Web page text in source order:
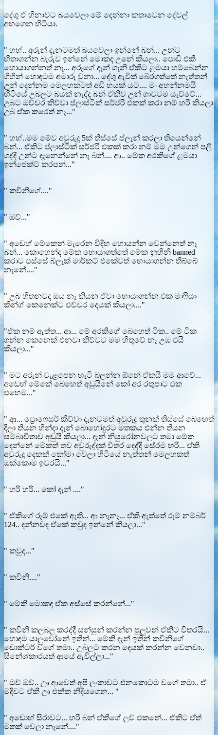
දේශු ඒ හිනාවට බයවෙලා මේ දෙන්නා කතාවෙන දේවල්
අහගෙන හිටියා.
" හහ්.. අරුන් දැනටමත් බයවෙලා ඉන්නේ බන්... උන්ට
හිතාගන්න බැරුව ඉන්නේ මොකද උනේ කියලා.. පොඩි එකී
හොයාගන්නත් නෑ... අරූගේ දැන් ගෑනි ඒකිට ළමයා හම්බෙන්න
ගිහින් හොඳටම අමාරු වුනා... දේශු ඇවිත් බේරගත්තේ නැත්තන්
උන් දෙන්නම මෙලහකටත් අඩි හයක් යට.... මං අහන්නමයි
හිටියේ උබලට බයක් නැද්ද බන් ඒකිව උන් ගාවටම යැව්වේ...
උබට ඔච්චර කිව්වා ප්ලාස්ටික් සර්ජරි එකක් කරා නම් හරි කියලා
උබ ඒක කරෙත් නෑ..."
" හහ්..මම මේව අවුරුදු 5ක් තිස්සේ ප්ලෑන් කරලා තියෙන්නේ
බන්... ඒකිට ප්ලාස්ටික් සර්ජරි එකක් කරා නම් මම උන්ගෙන් පලි
ගද්දී උන්ට දැනෙන්නේ නෑ බන්.... ආ.. මේක අරකිගේ ළමයා
ඉන්ජෙක්ට් කරපන්..."
" කවිනිගේ...."
" ඔව්..."
" අඩෙහ් මේකෙන් මැරෙන විදිහ හොයන්න වෙන්නෙත් නෑ
බන්... කොහෙන්ද මේක හොයාගත්තේ මේක නුහිනි banned
කරාට පස්සේ බ්ලැක් මාර්කට් එකේවත් හොයාගන්න තිබ්බේ
නෑනේ...."
" උබ හිතනවද ඔය නෑ කියන ඒවා හොයාගන්න එක මාෆියා
කින්ග් කෙනෙක්ට එච්චර දෙයක් කියලා...."
"ඒක නම් ඇත්ත... ආ... මේ අරකිගේ බෙහෙත් ටික.. මේ ටික
ගන්න කෙනෙක් එනවා කිව්වට මම හිතුවේ නෑ උඹ එයි
කියලා..."
" මට අරුන් වැළපෙන හැටි බලන්න ඕනේ ඒකයි මම ආවේ...
අඩෙහ් මේකේ බෙහෙත් අඩුයිනේ කෝ අර රතුපාට එක
එහෙම..."
" ආ... ප්‍රොෆෙසර් කිව්වා දැනටමත් අවුරුදු තුනක් තිස්සේ බෙහෙත්
දීලා තියන හින්දා දැන් බොහෝදුරට මතකය එන්න තියන
සම්බාවිතාව අඩුයි කියලා... දැන් නියුරෝනවලට තමා මේක
දෙන්නේ මේකත් තව අවුරුද්දක් විතර දෙද්දී සේරම හරි... ඒකි
අවුරුදු දෙකක් කෝමා වෙලා හිටියේ නැත්තන් මෙලහකත්
ඔක්කොම ඉවරයි..."
" හරි හරි... කෝ දැන් ...."
" ඒකිගේ රූම් එකේ ඇති... ආ නෑනෑ... ඒකි ඇත්තේ රූම් නම්බර්
124.. දන්නවද ඒකේ කවුද ඉන්නේ කියලා..."
" කවුද..."
" කවිනි...."
" මේකි මොකද ඒක අස්සේ කරන්නේ..."
" කවිනි කලබල කරද්දී සන්සුන් කරන්න පුලුවන් ඒකිට විතරයි...
හොඳම යාලුවෝනේ ඉතින්... මේකි දැන් ඉතින් කවිනිගේ
ඩොක්ටර් වගේ තමා.. උබලට කරන දෙයක් කරන්න වෙනවා..
සිනේශ්කාරයත් ආයේ ඇවිල්ලා..."
" ඔව් ඔව්.. ඌ ආවෙත් අපි ලංකාවට එනකොටම වගේ තමා.. ඒ
මදිවට ඒකි ඌ එක්ක නිදියගෙන... "
" අඩොහ් සිරාවට... හරි බන් ඒකිගේ ලව් එකනේ... ඒකිට ඒත්
මතක් වෙලා නෑනේ...."